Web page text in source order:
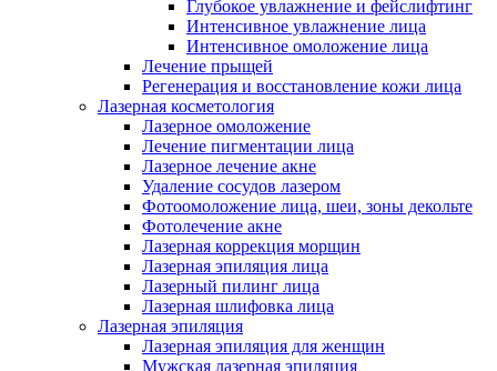
Глубокое увлажнение и фейслифтинг
Интенсивное увлажнение лица
Интенсивное омоложение лица
Лечение прыщей
Регенерация и восстановление кожи лица
Лазерная косметология
Лазерное омоложение
Лечение пигментации лица
Лазерное лечение акне
Удаление сосудов лазером
Фотоомоложение лица, шеи, зоны декольте
Фотолечение акне
Лазерная коррекция морщин
Лазерная эпиляция лица
Лазерный пилинг лица
Лазерная шлифовка лица
Лазерная эпиляция
Лазерная эпиляция для женщин
Мужская лазерная эпиляция